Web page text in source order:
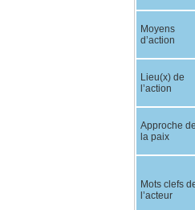
Moyens
d’action
Lieu(x) de
l’action
Approche de
la paix
Mots clefs
l’acteur